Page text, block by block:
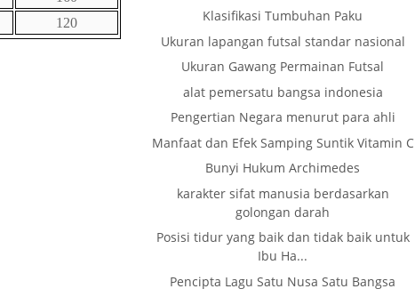
120
Klasifikasi Tumbuhan Paku
Ukuran lapangan futsal standar nasional
Ukuran Gawang Permainan Futsal
alat pemersatu bangsa indonesia
Pengertian Negara menurut para ahli
Manfaat dan Efek Samping Suntik Vitamin C
Bunyi Hukum Archimedes
karakter sifat manusia berdasarkan
golongan darah
Posisi tidur yang baik dan tidak baik untuk
Ibu Ha...
Pencipta Lagu Satu Nusa Satu Bangsa